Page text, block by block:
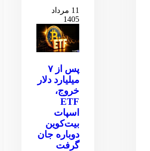
11 مرداد
1405
پس از ۷
میلیارد دلار
خروج،
ETF
اسپات
بیت‌کوین
دوباره جان
گرفت